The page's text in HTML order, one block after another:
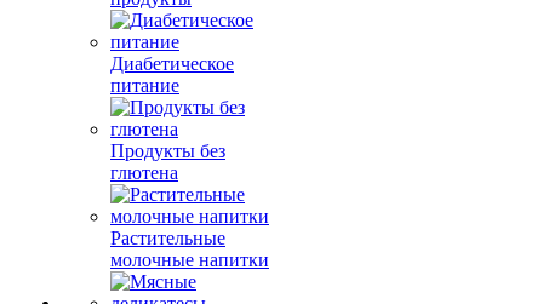
Диабетическое
питание
Продукты без
глютена
Растительные
молочные напитки